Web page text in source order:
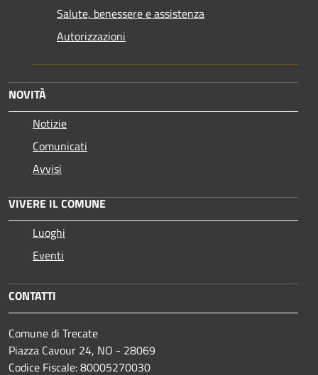
Salute, benessere e assistenza
Autorizzazioni
NOVITÀ
Notizie
Comunicati
Avvisi
VIVERE IL COMUNE
Luoghi
Eventi
CONTATTI
Comune di Trecate
Piazza Cavour 24, NO - 28069
Codice Fiscale: 80005270030